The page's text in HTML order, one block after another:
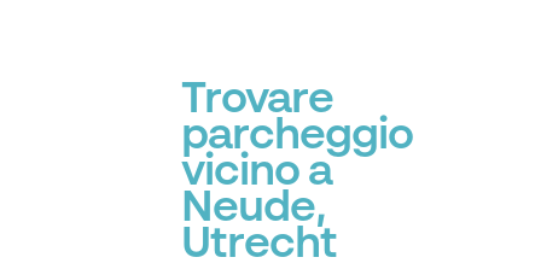
Trovare
parcheggio
vicino a
Neude,
Utrecht